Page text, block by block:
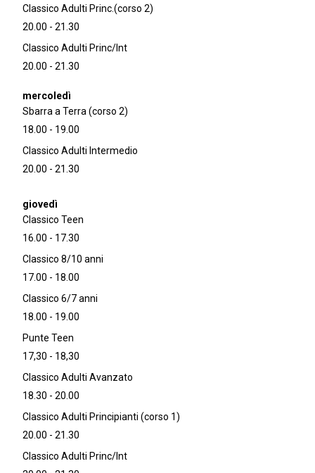
Classico Adulti Princ.(corso 2)
20.00 - 21.30
Classico Adulti Princ/Int
20.00 - 21.30
Sbarra a Terra (corso 2)
18.00 - 19.00
Classico Adulti Intermedio
20.00 - 21.30
Classico Teen
16.00 - 17.30
Classico 8/10 anni
17.00 - 18.00
Classico 6/7 anni
18.00 - 19.00
Punte Teen
17,30 - 18,30
Classico Adulti Avanzato
18.30 - 20.00
Classico Adulti Principianti (corso 1)
20.00 - 21.30
Classico Adulti Princ/Int